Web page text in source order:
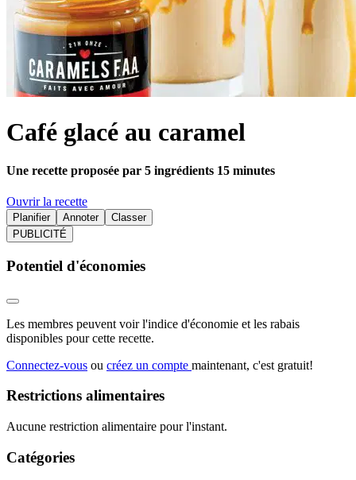
Café glacé au caramel
Une recette proposée par 5 ingrédients 15 minutes
Ouvrir la recette
Planifier Annoter
Classer
PUBLICITÉ
Potentiel d'économies
Les membres peuvent voir l'indice d'économie et les rabais
disponibles pour cette recette.
Connectez-vous ou créez un compte maintenant, c'est gratuit!
Restrictions alimentaires
Aucune restriction alimentaire pour l'instant.
Catégories